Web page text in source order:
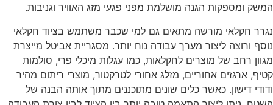
המשק ומספקות הגנה מושלמת מפני פגעי מזג האוויר וגניבות.
נגרר חקלאי מורשה מתאים גם למי שכבר משתמש בציוד חקלאי
נוסף ורוצה ליצור מערך עבודה נוח יותר. מסגריית אביטל מייצרת
מגוון רחב של מוצרים לחקלאות, כמו עגלות מיכלי פרי, סולמות
קטיף, ארגזים אחוריים, מזלג אחורי לטרקטור, מוצרי ריתום מהיר
ודודי דישון. כאשר כלים שונים מתוכננים מתוך אותה הבנה של